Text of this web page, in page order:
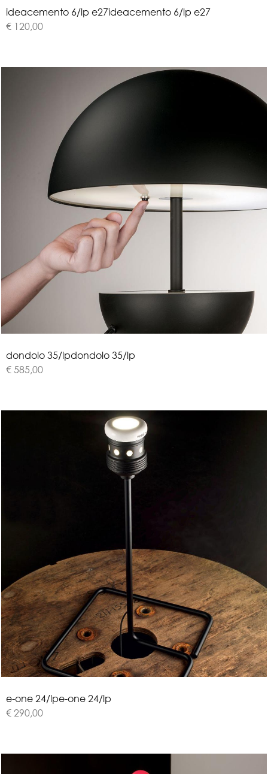
ideacemento 6/lp e27ideacemento 6/lp e27
€ 120,00
dondolo 35/lpdondolo 35/lp
€ 585,00
e-one 24/lpe-one 24/lp
€ 290,00